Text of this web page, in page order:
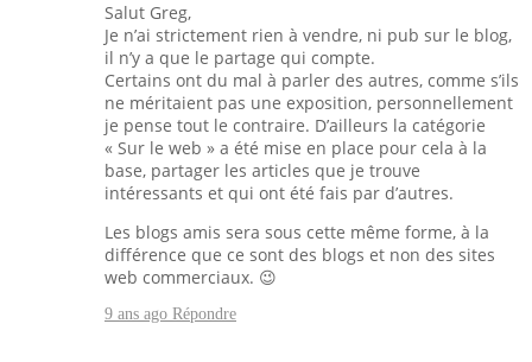
Salut Greg,
Je n’ai strictement rien à vendre, ni pub sur le blog,
il n’y a que le partage qui compte.
Certains ont du mal à parler des autres, comme s’ils
ne méritaient pas une exposition, personnellement
je pense tout le contraire. D’ailleurs la catégorie
« Sur le web » a été mise en place pour cela à la
base, partager les articles que je trouve
intéressants et qui ont été fais par d’autres.
Les blogs amis sera sous cette même forme, à la
différence que ce sont des blogs et non des sites
web commerciaux. 😉
9 ans ago Répondre